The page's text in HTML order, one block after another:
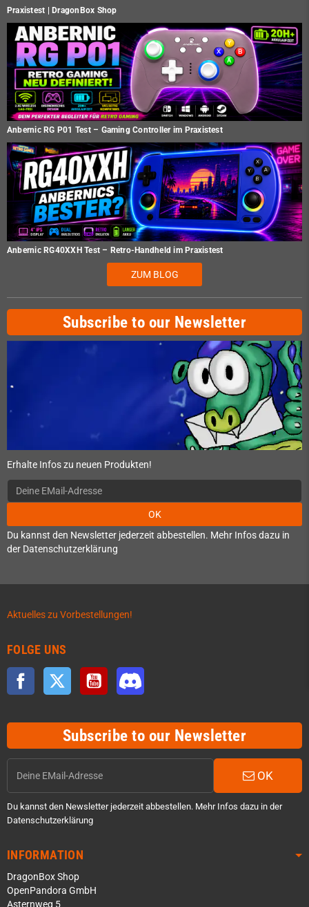
Praxistest | DragonBox Shop
Anbernic RG P01 Test – Gaming Controller im Praxistest
Anbernic RG40XXH Test – Retro-Handheld im Praxistest
ZUM BLOG
Subscribe to our Newsletter
Erhalte Infos zu neuen Produkten!
OK
Du kannst den Newsletter jederzeit abbestellen. Mehr Infos dazu in
der Datenschutzerklärung
Aktuelles zu Vorbestellungen!
FOLGE UNS
Facebook Twitter YouTube
Subscribe to our Newsletter
OK
Du kannst den Newsletter jederzeit abbestellen. Mehr Infos dazu in der
Datenschutzerklärung
INFORMATION
DragonBox Shop
OpenPandora GmbH